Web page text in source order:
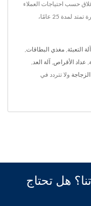
حسب احتياجات العملاء
وصناعاتهم الخاصة. مع التكنولوجيا المتقدمة وخبرة تمتد لمدة 25 عامًا،
آلة التعبئة مغذي البطاقات
عداد الأقراص آلة العد
ولا تتردد في
هل تحتاج